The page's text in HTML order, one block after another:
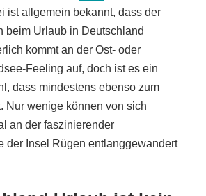
ist allgemein bekannt, dass der
beim Urlaub in Deutschland
kommt an der Ost- oder
Feeling auf, doch ist es ein
dass mindestens ebenso zum
Nur wenige können von sich
an der faszinierender
der Insel Rügen entlanggewandert